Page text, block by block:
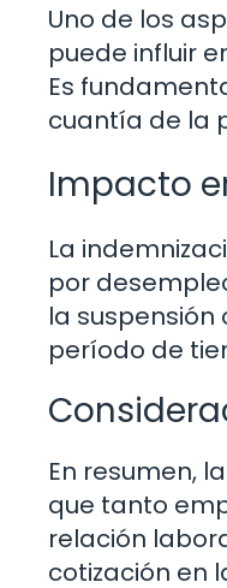
Uno de los
puede influir
Es
cuantía de la
Impacto
La
por
la
período de
En resumen,
que tanto
relación
cotización en